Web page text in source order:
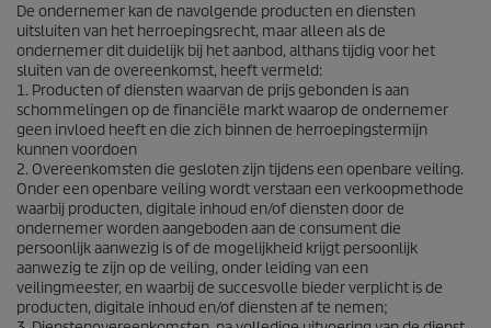
De ondernemer kan de navolgende producten en diensten
uitsluiten van het herroepingsrecht, maar alleen als de
ondernemer dit duidelijk bij het aanbod, althans tijdig voor het
sluiten van de overeenkomst, heeft vermeld:
1. Producten of diensten waarvan de prijs gebonden is aan
schommelingen op de financiële markt waarop de ondernemer
geen invloed heeft en die zich binnen de herroepingstermijn
kunnen voordoen
2. Overeenkomsten die gesloten zijn tijdens een openbare veiling.
Onder een openbare veiling wordt verstaan een verkoopmethode
waarbij producten, digitale inhoud en/of diensten door de
ondernemer worden aangeboden aan de consument die
persoonlijk aanwezig is of de mogelijkheid krijgt persoonlijk
aanwezig te zijn op de veiling, onder leiding van een
veilingmeester, en waarbij de succesvolle bieder verplicht is de
producten, digitale inhoud en/of diensten af te nemen;